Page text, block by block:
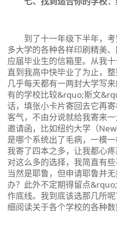
到了十一年级下半年，考
多大学的各种各样印刷精美
应届毕业生的信箱里。从我十
直到我高中快毕业了为止，
几乎每天都有一两封大学写
有的学校比较&rquo;斯文
话，填张小卡片寄回去它再
客气，不由分说就给我寄来一
邀请函，比如纽约大学（
是哪个系统出了毛病，一模
我寄了四本之多，让我都心
对这么多的选择，我简直有
当然是耶鲁，但申请耶鲁并
办？此外不定期得留点
作底线。我到底该选那几所
细阅读关于各个学校的各种数